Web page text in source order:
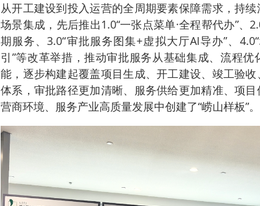
从开工建设到投入运营的全周期要素保障需求，持
场景集成，先后推出1.0“一张点菜单·全程帮代办”、
期服务、3.0“审批服务图集+虚拟大厅AI导办”、
引”等改革举措，推动审批服务从基础集成、流程
能，逐步构建起覆盖项目生成、开工建设、竣工验
体系，审批路径更加清晰、服务供给更加精准、项
营商环境、服务产业高质量发展中创建了“崂山样板”。